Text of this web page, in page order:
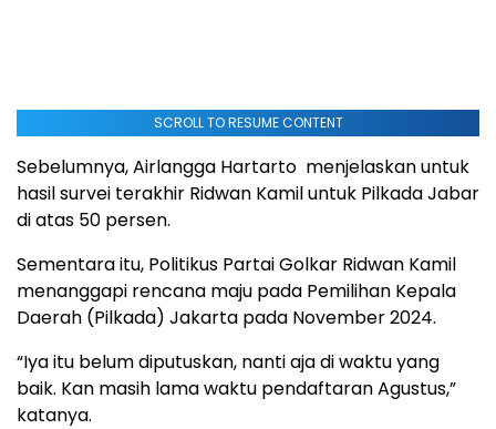
SCROLL TO RESUME CONTENT
Sebelumnya, Airlangga Hartarto menjelaskan untuk
hasil survei terakhir Ridwan Kamil untuk Pilkada Jabar
di atas 50 persen.
Sementara itu, Politikus Partai Golkar Ridwan Kamil
menanggapi rencana maju pada Pemilihan Kepala
Daerah (Pilkada) Jakarta pada November 2024.
“Iya itu belum diputuskan, nanti aja di waktu yang
baik. Kan masih lama waktu pendaftaran Agustus,”
katanya.